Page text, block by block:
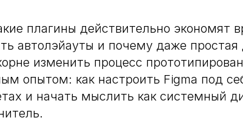
плагины действительно экономят
автолэйауты и почему даже простая
изменить процесс
опытом: как настроить Figma под
и начать мыслить как системный